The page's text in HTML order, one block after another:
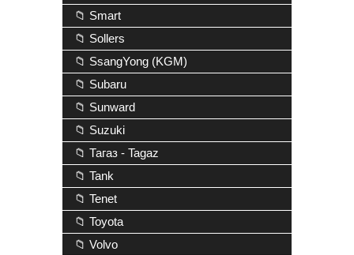
📁 Smart
📁 Sollers
📁 SsangYong (KGM)
📁 Subaru
📁 Sunward
📁 Suzuki
📁 Тагаз - Tagaz
📁 Tank
📁 Tenet
📁 Toyota
📁 Volvo